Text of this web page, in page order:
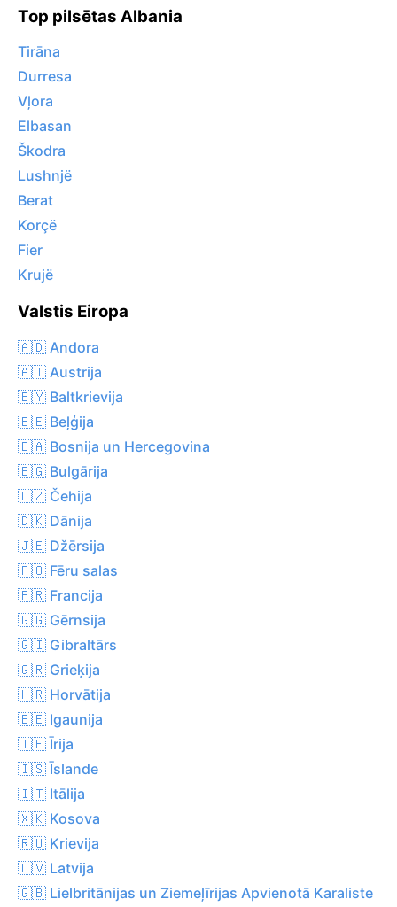
Top pilsētas Albania
Tirāna
Durresa
Vļora
Elbasan
Škodra
Lushnjë
Berat
Korçë
Fier
Krujë
Valstis Eiropa
🇦🇩 Andora
🇦🇹 Austrija
🇧🇾 Baltkrievija
🇧🇪 Beļģija
🇧🇦 Bosnija un Hercegovina
🇧🇬 Bulgārija
🇨🇿 Čehija
🇩🇰 Dānija
🇯🇪 Džērsija
🇫🇴 Fēru salas
🇫🇷 Francija
🇬🇬 Gērnsija
🇬🇮 Gibraltārs
🇬🇷 Grieķija
🇭🇷 Horvātija
🇪🇪 Igaunija
🇮🇪 Īrija
🇮🇸 Īslande
🇮🇹 Itālija
🇽🇰 Kosova
🇷🇺 Krievija
🇱🇻 Latvija
🇬🇧 Lielbritānijas un Ziemeļīrijas Apvienotā Karaliste